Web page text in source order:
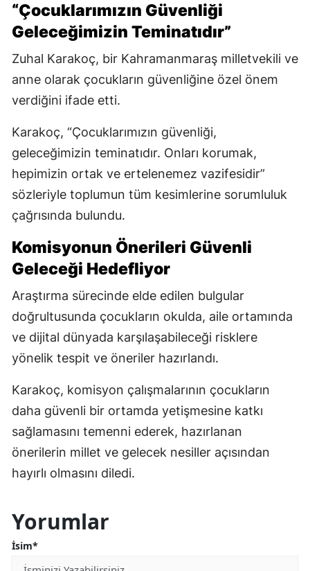
“Çocuklarımızın Güvenliği
Geleceğimizin Teminatıdır”
Zuhal Karakoç, bir Kahramanmaraş milletvekili ve
anne olarak çocukların güvenliğine özel önem
verdiğini ifade etti.
Karakoç, “Çocuklarımızın güvenliği,
geleceğimizin teminatıdır. Onları korumak,
hepimizin ortak ve ertelenemez vazifesidir”
sözleriyle toplumun tüm kesimlerine sorumluluk
çağrısında bulundu.
Komisyonun Önerileri Güvenli
Geleceği Hedefliyor
Araştırma sürecinde elde edilen bulgular
doğrultusunda çocukların okulda, aile ortamında
ve dijital dünyada karşılaşabileceği risklere
yönelik tespit ve öneriler hazırlandı.
Karakoç, komisyon çalışmalarının çocukların
daha güvenli bir ortamda yetişmesine katkı
sağlamasını temenni ederek, hazırlanan
önerilerin millet ve gelecek nesiller açısından
hayırlı olmasını diledi.
Yorumlar
İsim*